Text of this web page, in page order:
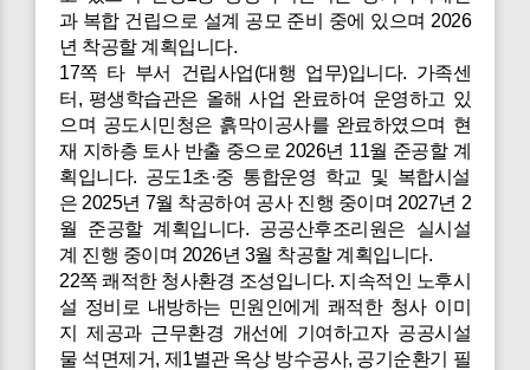
과 복합 건립으로 설계 공모 준비 중에 있으며 2026
년 착공할 계획입니다.
17쪽 타 부서 건립사업(대행 업무)입니다. 가족센
터, 평생학습관은 올해 사업 완료하여 운영하고 있
으며 공도시민청은 흙막이공사를 완료하였으며 현
재 지하층 토사 반출 중으로 2026년 11월 준공할 계
획입니다. 공도1초·중 통합운영 학교 및 복합시설
은 2025년 7월 착공하여 공사 진행 중이며 2027년 2
월 준공할 계획입니다. 공공산후조리원은 실시설
계 진행 중이며 2026년 3월 착공할 계획입니다.
22쪽 쾌적한 청사환경 조성입니다. 지속적인 노후시
설 정비로 내방하는 민원인에게 쾌적한 청사 이미
지 제공과 근무환경 개선에 기여하고자 공공시설
물 석면제거, 제1별관 옥상 방수공사, 공기순환기 필